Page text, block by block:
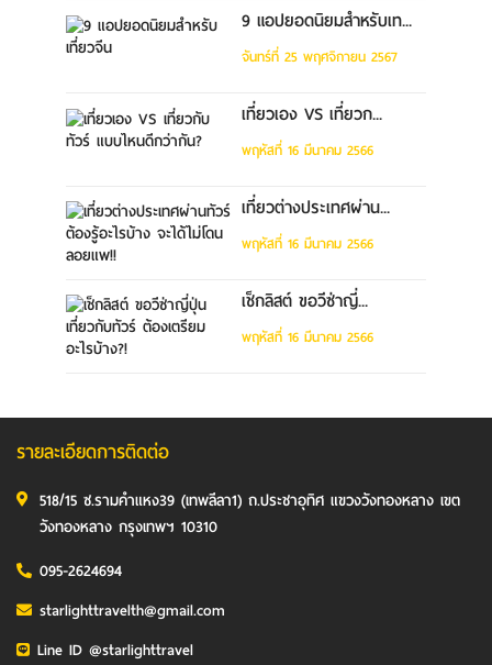
9 แอปยอดนิยมสำหรับเท...
จันทร์ที่ 25 พฤศจิกายน 2567
เที่ยวเอง VS เที่ยวก...
พฤหัสที่ 16 มีนาคม 2566
เที่ยวต่างประเทศผ่าน...
พฤหัสที่ 16 มีนาคม 2566
เช็กลิสต์ ขอวีซ่าญี่...
พฤหัสที่ 16 มีนาคม 2566
รายละเอียดการติดต่อ
518/15 ซ.รามคำแหง39 (เทพลีลา1) ถ.ประชาอุทิศ แขวงวังทองหลาง เขต
วังทองหลาง กรุงเทพฯ 10310
095-2624694
starlighttravelth@gmail.com
Line ID @starlighttravel